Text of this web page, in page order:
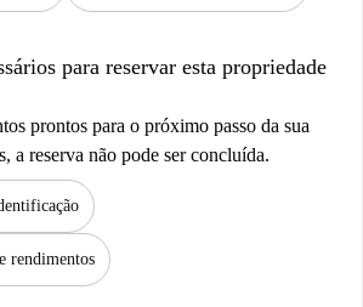
para reservar esta propriedade
prontos para o próximo passo da sua
a reserva não pode ser concluída.
rendimentos